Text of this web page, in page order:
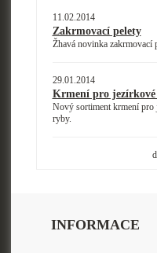
11.02.2014
Zakrmovací pelety
Žhavá novinka zakrmovací
29.01.2014
Krmení pro
Nový sortiment krmení pro
ryby.
INFORMACE